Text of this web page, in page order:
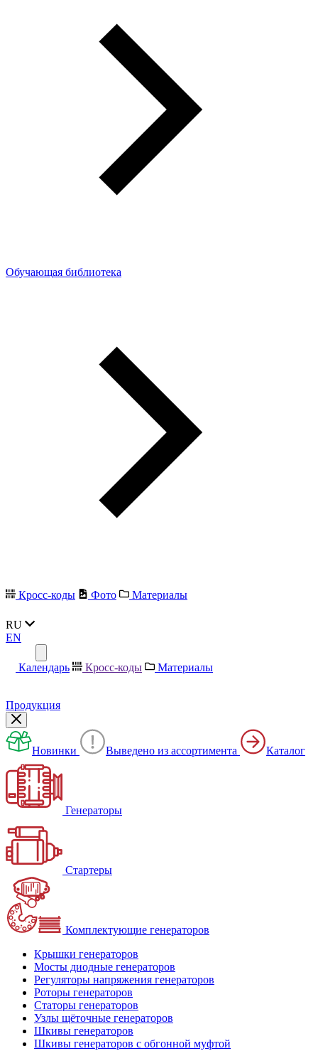
Обучающая библиотека
Кросс-коды Фото Материалы
RU
EN
Календарь Кросс-коды Материалы
Продукция
Новинки Выведено из ассортимента Каталог
Генераторы
Стартеры
Комплектующие генераторов
Крышки генераторов
Мосты диодные генераторов
Регуляторы напряжения генераторов
Роторы генераторов
Статоры генераторов
Узлы щёточные генераторов
Шкивы генераторов
Шкивы генераторов с обгонной муфтой